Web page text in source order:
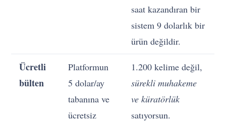
saat kazandıran bir
sistem 9 dolarlık bir
ürün değildir.
Ücretli
bülten
Platformun
5 dolar/ay
tabanına ve
ücretsiz
1.200 kelime değil,
sürekli muhakeme
ve küratörlük
satıyorsun.